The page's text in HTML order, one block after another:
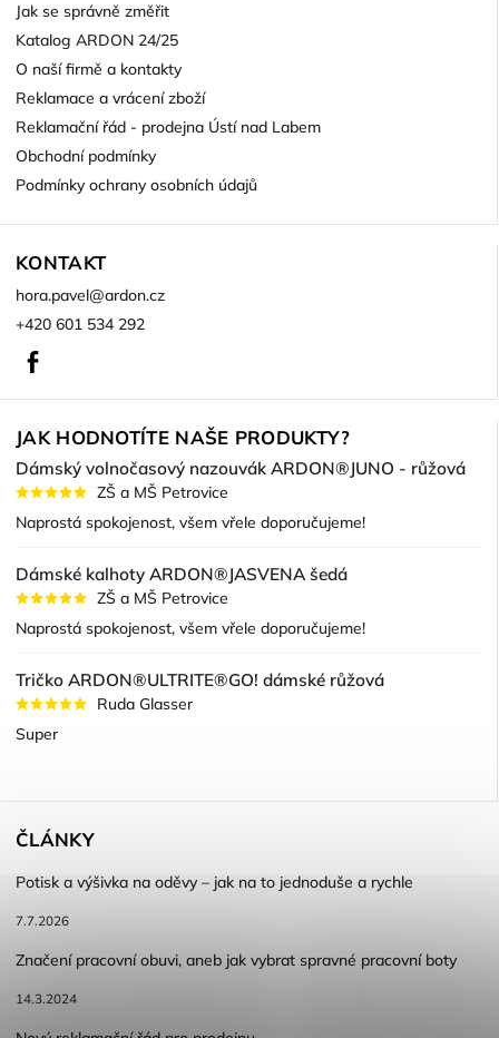
Jak se správně změřit
Katalog ARDON 24/25
O naší firmě a kontakty
Reklamace a vrácení zboží
Reklamační řád - prodejna Ústí nad Labem
Obchodní podmínky
Podmínky ochrany osobních údajů
KONTAKT
hora.pavel@ardon.cz
+420 601 534 292
JAK HODNOTÍTE NAŠE PRODUKTY?
Dámský volnočasový nazouvák ARDON®JUNO - růžová
ZŠ a MŠ Petrovice
Naprostá spokojenost, všem vřele doporučujeme!
Dámské kalhoty ARDON®JASVENA šedá
ZŠ a MŠ Petrovice
Naprostá spokojenost, všem vřele doporučujeme!
Tričko ARDON®ULTRITE®GO! dámské růžová
Ruda Glasser
Super
ČLÁNKY
Potisk a výšivka na oděvy – jak na to jednoduše a rychle
7.7.2026
Značení pracovní obuvi, aneb jak vybrat spravné pracovní boty
14.3.2024